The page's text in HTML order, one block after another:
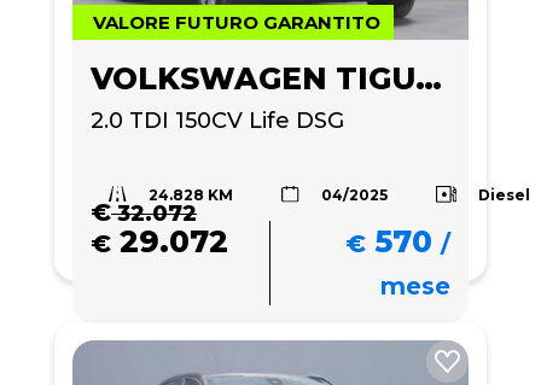
VALORE FUTURO GARANTITO
VOLKSWAGEN TIGUAN
2.0 TDI 150CV Life DSG
24.828 KM 04/2025 Diesel
€32.072
€ 29.072 € 570 /
mese